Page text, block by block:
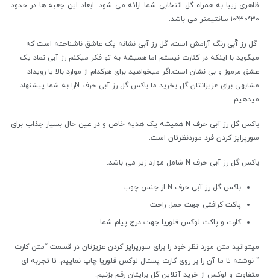
عدد
ظاهری زیبا به همراه گل انتخابی شما ارائه می شود. ابعاد این جعبه ها در حدود
۳۰*۳۰*۱۰ سانتیمتر می باشد.
گل رز آّبی رنگ آرامش است، گل رز آبی نشانه یک عاشق ناشناخته است که
میگوید با اینکه در کنارت نیستم اما همیشه به تو فکر میکنم رز آبی نماد یک
عشق مرموز و بی نشان است.اگر میخواهید برای هرکدام از موارد بالا یا رویداد
مشابهی برای عزیزانتان گل بخرید ما باکس گل رز آبی حرف Nرا به شما پیشنهاد
میدهیم.
باکس گل رز آبی حرف N همیشه یک هدیه خاص و در عین حال بسیار جذاب برای
سورپرایز کردن فرد موردنظرتان است.
باکس گل رز آبی حرف N شامل موارد زیر می باشد:
باکس گل رز آبی حرف N از جنس چوب
پاکت کرافتی جهت حمل راحت
کارت و پاکت لوکس فلوریا جهت درج پیام شما
میتوانید متن مورد نظر خود را برای سورپرایز کردن عزیزتان در قسمت “متن کارت
” نوشته تا ما آن را بر روی کارت پستال لوکس فلوریا چاپ نماییم. تا تجربه ای
متفاوت و لوکس از خرید آنلاین گل برایتان رقم بزنیم.